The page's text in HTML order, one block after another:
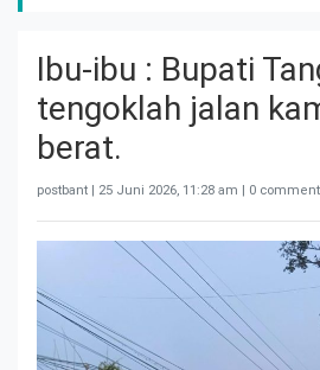
Ibu-ibu : Bupati
tengoklah jalan
berat.
postbant | 25 Juni 2026, 11:28 am | 0